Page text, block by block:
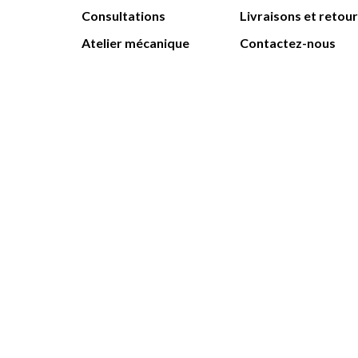
Consultations
Atelier mécanique
Livraisons et
Contactez-nous